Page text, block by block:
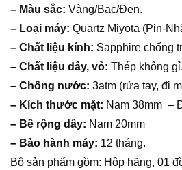
– Màu sắc: Vàng/Bạc/Đen.
– Loại máy: Quartz Miyota (Pin-
– Chất liệu kính: Sapphire chống
– Chất liệu dây, vỏ: Thép không gỉ.
– Chống nước: 3atm (rửa tay, đi
– Kích thước mặt: Nam 38mm –
– Bề rộng dây: Nam 20mm
– Bảo hành máy: 12 tháng.
Bộ sản phẩm gồm: Hộp hãng, 01